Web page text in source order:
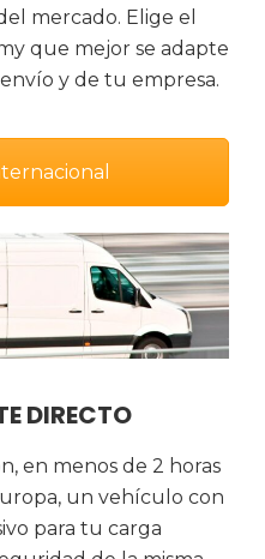
mercado. Elige el
que mejor se adapte
y de tu empresa.
DIRECTO
en menos de 2 horas
un vehículo con
para tu carga